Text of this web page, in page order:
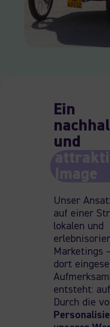
Ein
und
Image
Unser
auf einer
lokalen und
Marketings
dort
entsteht:
Durch die